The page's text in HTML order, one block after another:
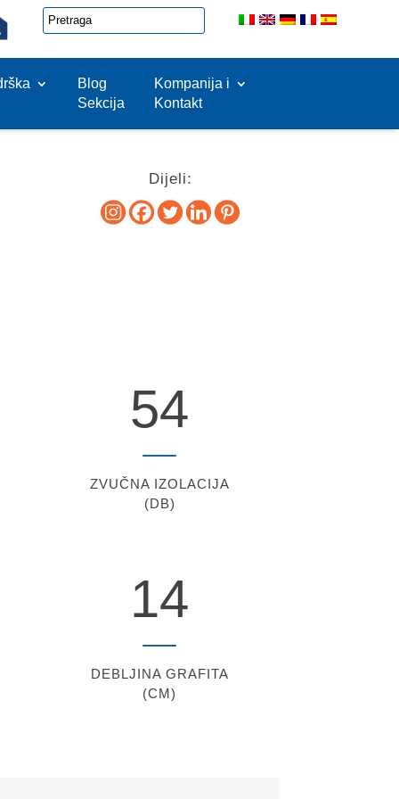
Blog
Sekcija
Kompanija i
Kontakt
Dijeli:
54
ZVUČNA IZOLACIJA
(DB)
14
DEBLJINA GRAFITA
(CM)